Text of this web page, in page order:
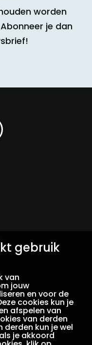
gebruik
van
jouw
en voor de
cookies kun je
afspelen van
van derden
derden kun je wel
je akkoord
worden
je dan